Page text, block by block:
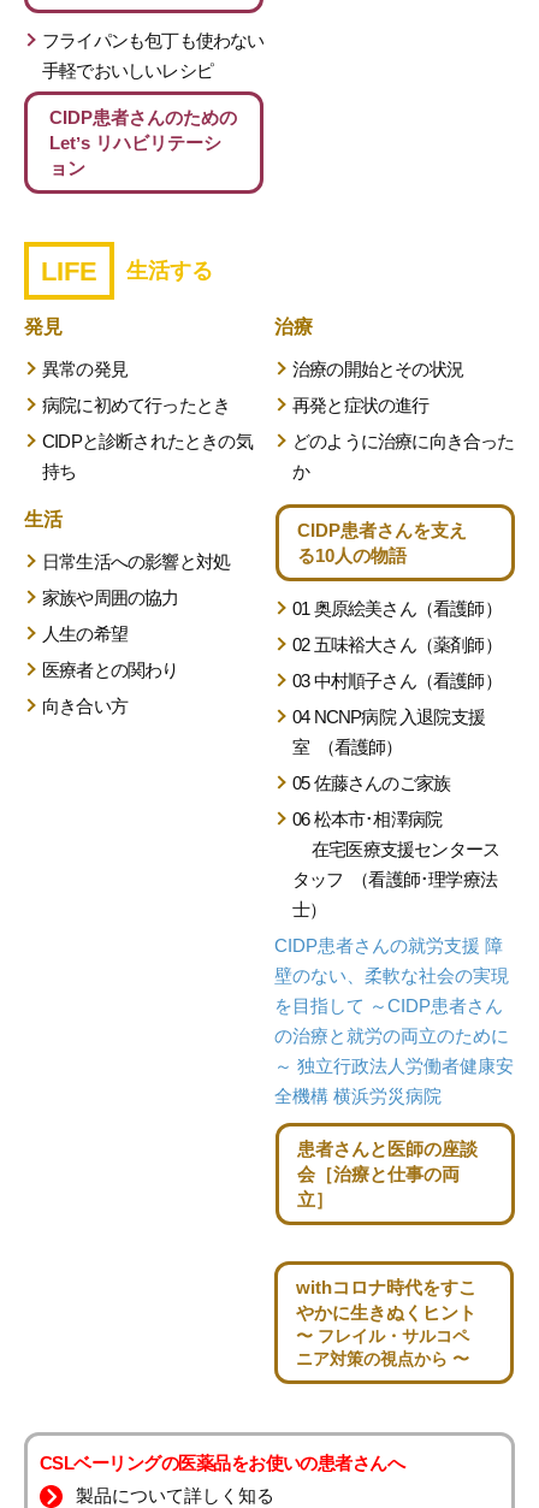
フライパンも包丁も使わない
手軽でおいしいレシピ
CIDP患者さんのための
Letʼs リハビリテーシ
ョン
LIFE 生活する
発見
異常の発見
病院に初めて行ったとき
CIDPと診断されたときの気
持ち
治療
治療の開始とその状況
再発と症状の進行
どのように治療に向き合った
か
生活
日常生活への影響と対処
家族や周囲の協力
人生の希望
医療者との関わり
向き合い方
CIDP患者さんを支え
る10人の物語
01 奥原絵美さん（看護師）
02 五味裕大さん（薬剤師）
03 中村順子さん（看護師）
04 NCNP病院 入退院支援
室 （看護師）
05 佐藤さんのご家族
06 松本市･相澤病院
在宅医療支援センタース
タッフ
（看護師･理学療法
士）
CIDP患者さんの就労支援 障
壁のない、柔軟な社会の実現
を目指して ～CIDP患者さん
の治療と就労の両立のために
～ 独立行政法人労働者健康安
全機構 横浜労災病院
患者さんと医師の座談
会［治療と仕事の両
立］
withコロナ時代をすこ
やかに生きぬくヒント
〜 フレイル・サルコペ
ニア対策の視点から 〜
CSLベーリングの医薬品をお使いの患者さんへ
製品について詳しく知る